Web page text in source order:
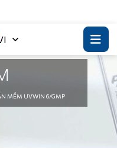
MỀM UVWIN 6/GMP